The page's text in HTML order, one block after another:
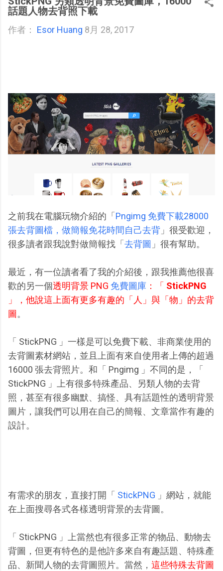
話題人物去背照下載
作者： Esor Huang 8月 28, 2017
之前我在電腦玩物介紹的「 Pngimg 免費下載28000
張去背圖檔，做簡報免花時間自己去背 」很受歡迎，
很多讀者跟我說對做簡報找「 去背圖 」很有幫助。
最近，有一位讀者看了我的介紹後，跟我推薦他很喜
歡的另一個透明背景 PNG 免費圖庫 ：「 StickPNG
」，他說這上面有更多有趣的「人」與「物」的去背
圖。
「 StickPNG 」一樣是可以免費下載、非商業使用的
去背圖素材網站，並且上面有來自使用者上傳的超過
16000 張去背照片。和「 Pngimg 」不同的是，「
StickPNG 」上有很多特殊產品、另類人物的去背
照，甚至有很多幽默、搞怪、具有話題性的透明背景
圖片，讓我們可以用在自己的簡報、文章當作有趣的
設計。
有需求的朋友，直接打開「 StickPNG 」網站，就能
在上面搜尋各式各樣透明背景的去背圖。
「 StickPNG 」上當然也有很多正常的物品、動物去
背圖，但更有特色的是他許多來自有趣話題、特殊產
品、新聞人物的去背圖照片。當然， 這些特殊去背圖